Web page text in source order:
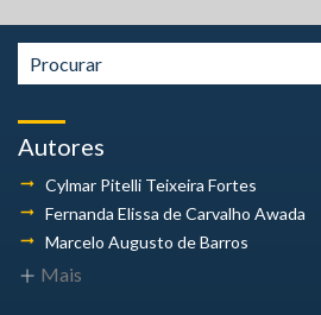
Autores
Cylmar Pitelli Teixeira Fortes
Fernanda Elissa de Carvalho Awada
Marcelo Augusto de Barros
Mais